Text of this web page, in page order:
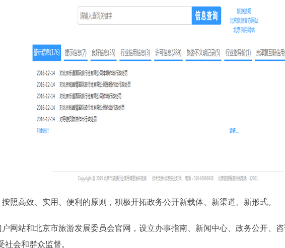
高效、实用、便利的原则，积极开拓政务公开新载体、新渠道、新形式。
站和北京市旅游发展委员会官网，设立办事指南、新闻中心、政务公开、
会和群众监督。